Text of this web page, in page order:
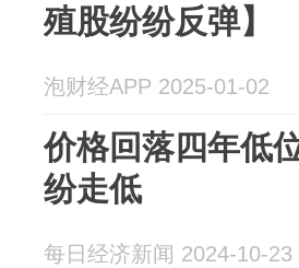
殖股纷纷反弹】
泡财经APP 2025-01-02
价格回落四年低
纷走低
每日经济新闻 2024-10-23